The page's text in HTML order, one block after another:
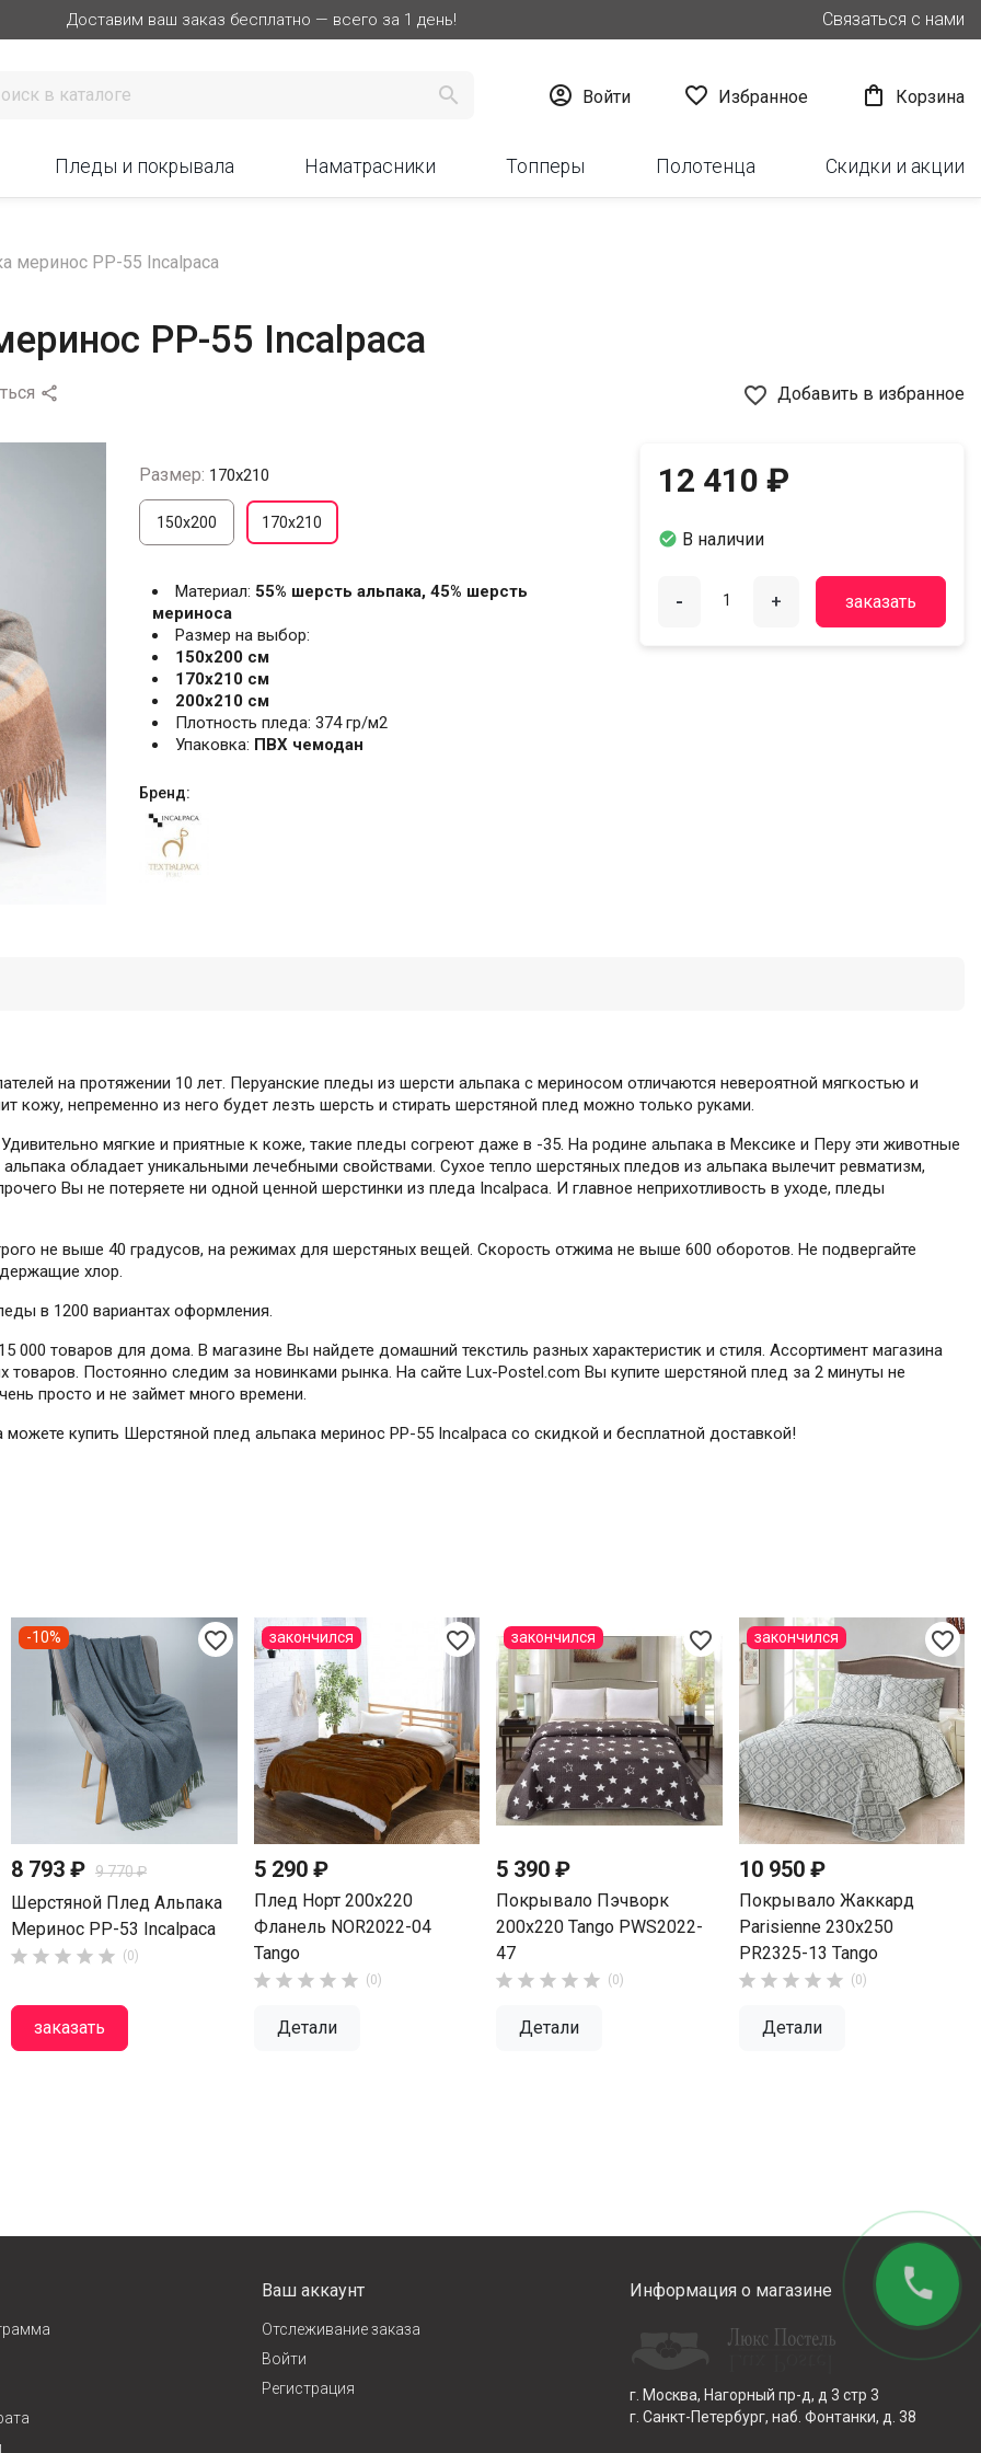
Доставим ваш заказ бесплатно — всего за 1 день! Связаться с нами
  Войти  Избранное  Корзина
Пледы и покрывала Наматрасники Топперы Полотенца Скидки и акции
меринос PP-55 Incalpaca
PP-55 Incalpaca
 favorite_border Добавить в избранное
Размер: 170х210
150х200 170х210
Материал: 55% шерсть альпака, 45% шерсть
мериноса
Размер на выбор:
150х200 см
170х210 см
200х210 см
Плотность пледа: 374 гр/м2
Упаковка: ПВХ чемодан
Бренд:
12 410 ₽
 В наличии
- + заказать
на протяжении 10 лет. Перуанские пледы из шерсти альпака с мериносом отличаются невероятной мягкостью и
кожу, непременно из него будет лезть шерсть и стирать шерстяной плед можно только руками.
мягкие и приятные к коже, такие пледы согреют даже в -35. На родине альпака в Мексике и Перу эти животные
обладает уникальными лечебными свойствами. Сухое тепло шерстяных пледов из альпака вылечит ревматизм,
Вы не потеряете ни одной ценной шерстинки из пледа Incalpaca. И главное неприхотливость в уходе, пледы
не выше 40 градусов, на режимах для шерстяных вещей. Скорость отжима не выше 600 оборотов. Не подвергайте
хлор.
в 1200 вариантах оформления.
000 товаров для дома. В магазине Вы найдете домашний текстиль разных характеристик и стиля. Ассортимент магазина
Постоянно следим за новинками рынка. На сайте Lux-Postel.com Вы купите шерстяной плед за 2 минуты не
просто и не займет много времени.
купить Шерстяной плед альпака меринос PP-55 Incalpaca со скидкой и бесплатной доставкой!
favorite_border
8 793 ₽ 9 770 ₽
Шерстяной Плед Альпака
Меринос PP-53 Incalpaca
     (0)
заказать
-10% favorite_border
5 290 ₽
Плед Норт 200х220
Фланель NOR2022-04
Tango
     (0)
Детали
закончился favorite_border
5 390 ₽
Покрывало Пэчворк
200х220 Tango PWS2022-
47
     (0)
Детали
закончился favorite_border
10 950 ₽
Покрывало Жаккард
Parisienne 230х250
PR2325-13 Tango
     (0)
Детали
закончился
Ваш аккаунт
Отслеживание заказа
Войти
Регистрация
Информация о магазине
г. Москва, Нагорный пр-д, д 3 стр 3
г. Санкт-Петербург, наб. Фонтанки, д. 38
phone